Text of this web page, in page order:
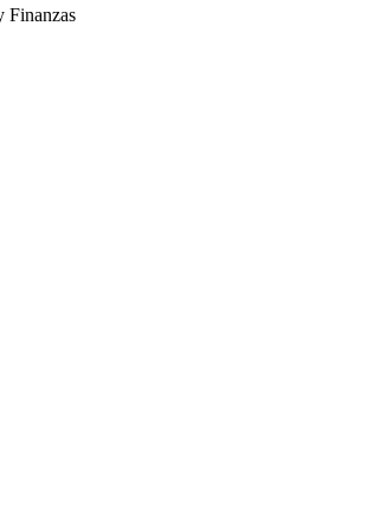
Finanzas